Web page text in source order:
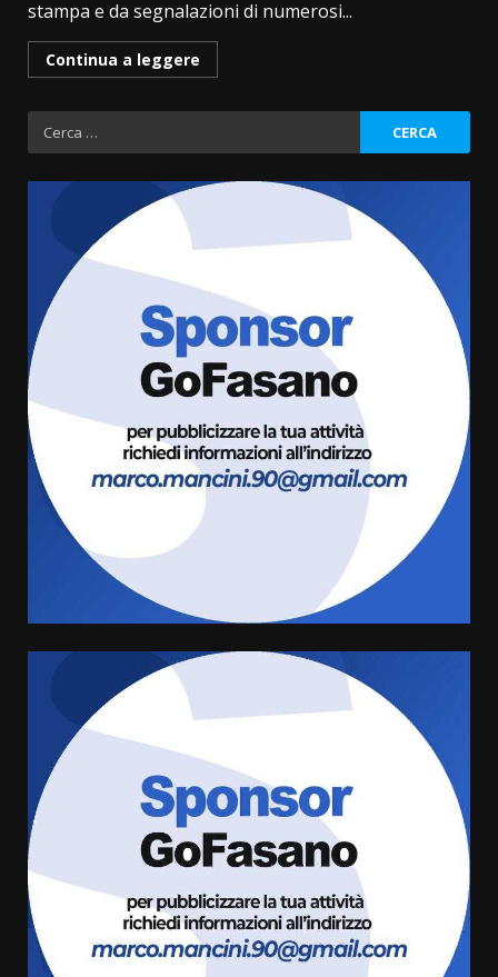
stampa e da segnalazioni di numerosi...
Continua a leggere
Ricerca
per:
Politiche Giovanili e Mobilità
Sostenibile: premiati gli studenti
universitari del bando “La strada
giusta”
8 Agosto 2026 07:15
“I Contestatori: Musica di
Rivoluzione”: nuovo
appuntamento con “Fasano in
Banda”
amarezza per esclusione dal
campionato di calcio”
7 Agosto 2026 06:00
Fasanese ferito a colpi di arma
da fuoco
6 Agosto 2026 18:13
Carta d’identità: continua il piano
di aperture straordinarie del
Comune di Fasano